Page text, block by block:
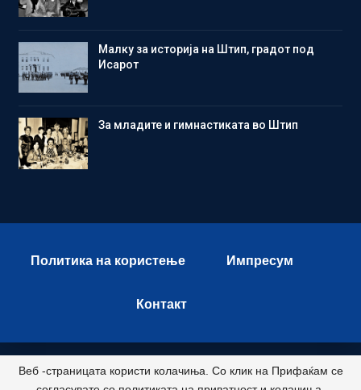
Малку за историја на Штип, градот под
Исарот
Зa младите и гимнастиката во Штип
Политика на користење Импресум
Контакт
© 2026 - Istok Press. All Rights Reserved.
Веб -страницата користи колачиња. Со клик на Прифаќам се